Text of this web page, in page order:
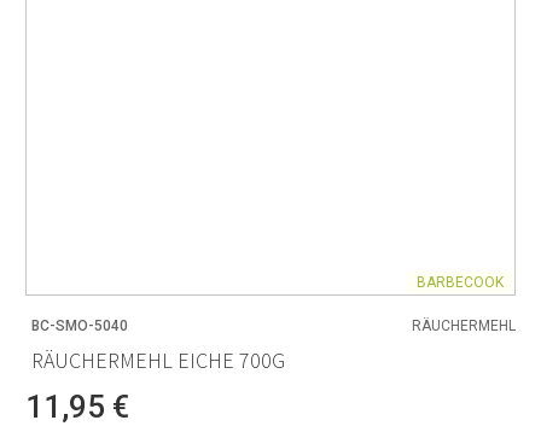
BARBECOOK
BC-SMO-5040 RÄUCHERMEHL
RÄUCHERMEHL EICHE 700G
11,95 €